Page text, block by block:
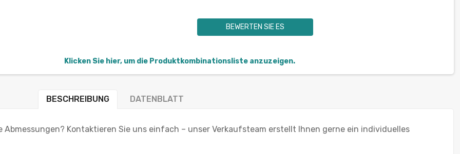
BEWERTEN SIE ES
Klicken Sie hier, um die Produktkombinationsliste anzuzeigen.
BESCHREIBUNG DATENBLATT
Kontaktieren Sie uns einfach – unser Verkaufsteam erstellt Ihnen gerne ein individuelles